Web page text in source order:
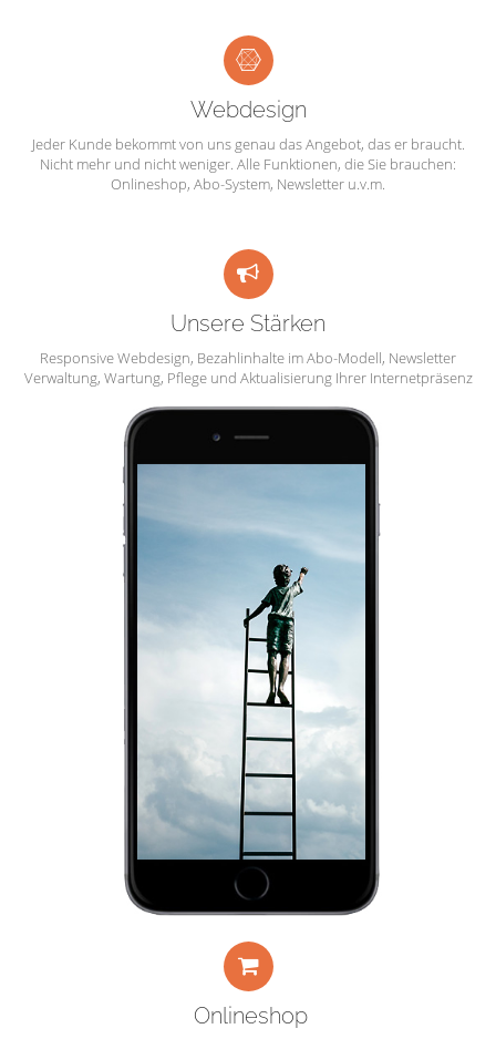
Webdesign
Jeder Kunde bekommt von uns genau das Angebot, das er braucht.
Nicht mehr und nicht weniger. Alle Funktionen, die Sie brauchen:
Onlineshop, Abo-System, Newsletter u.v.m.
Unsere Stärken
Responsive Webdesign, Bezahlinhalte im Abo-Modell, Newsletter
Verwaltung, Wartung, Pflege und Aktualisierung Ihrer Internetpräsenz
Onlineshop